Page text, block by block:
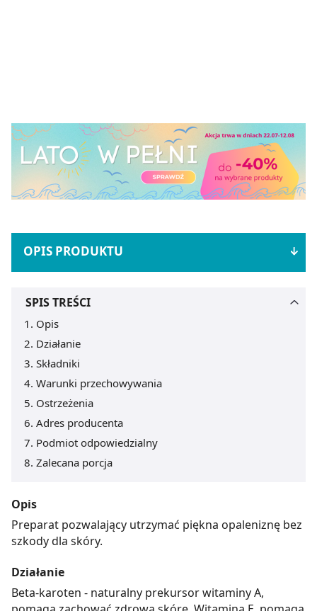
OPIS PRODUKTU
SPIS TREŚCI
Opis
Działanie
Składniki
Warunki przechowywania
Ostrzeżenia
Adres producenta
Podmiot odpowiedzialny
Zalecana porcja
Opis
Preparat pozwalający utrzymać piękna opaleniznę bez
szkody dla skóry.
Działanie
Beta-karoten - naturalny prekursor witaminy A,